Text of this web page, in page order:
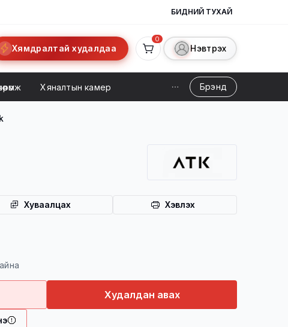
БИДНИЙ ТУХАЙ
Хямдралтай худалдаа
0
Нэвтрэх
Хяналтын камер Брэнд
Хуваалцах Хэвлэх
Худалдан авах
08-48 цагийн дотор хүргэгдэнэ
дээш үнийн дүнтэй барааг үнэгүй хүргэнэ
дүнтэй барааг 5000 төгрөгөөр хүргэнэ